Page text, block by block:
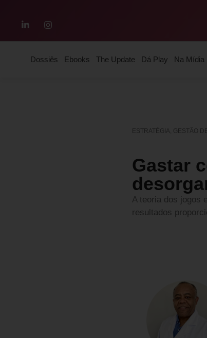
Dossiês Ebooks The Update Dá Play Na Mídia
ESTRATÉGIA, GESTÃO
Gastar
A teoria dos jogos
resultados